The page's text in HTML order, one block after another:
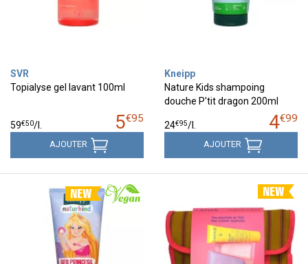
SVR
Topialyse gel lavant 100ml
5€95
59€50/l.
AJOUTER
Kneipp
Nature Kids shampoing
douche P'tit dragon 200ml
4€99
24€95/l.
AJOUTER